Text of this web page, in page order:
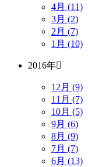
4月 (11)
3月 (2)
2月 (7)
1月 (10)
2016年
12月 (9)
11月 (7)
10月 (5)
9月 (6)
8月 (9)
7月 (7)
6月 (13)